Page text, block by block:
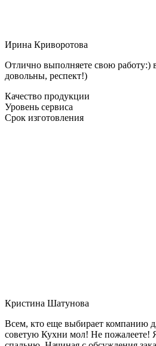
Ирина Криворотова
Отлично выполняете свою работу:)
довольны, респект!)
Качество продукции
Уровень сервиса
Срок изготовления
Кристина Шатунова
Всем, кто еще выбирает компанию
советую Кухни мол! Не пожалеете!